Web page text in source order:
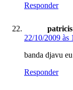
Responder
patricis
22/10/2009 às
banda djavu
Responder